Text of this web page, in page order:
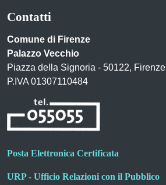
Contatti
Comune di Firenze
Palazzo Vecchio
Piazza della Signoria - 50122, Firenze
P.IVA 01307110484
Posta Elettronica Certificata
URP - Ufficio Relazioni con il Pubblico